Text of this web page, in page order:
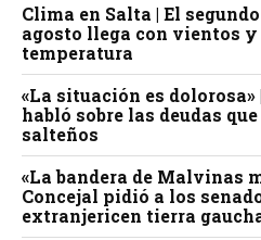
Clima en Salta | El
agosto llega con vientos y
temperatura
«La situación es
habló sobre las deudas
salteños
«La bandera de Malvinas
Concejal pidió a los
extranjericen tierra